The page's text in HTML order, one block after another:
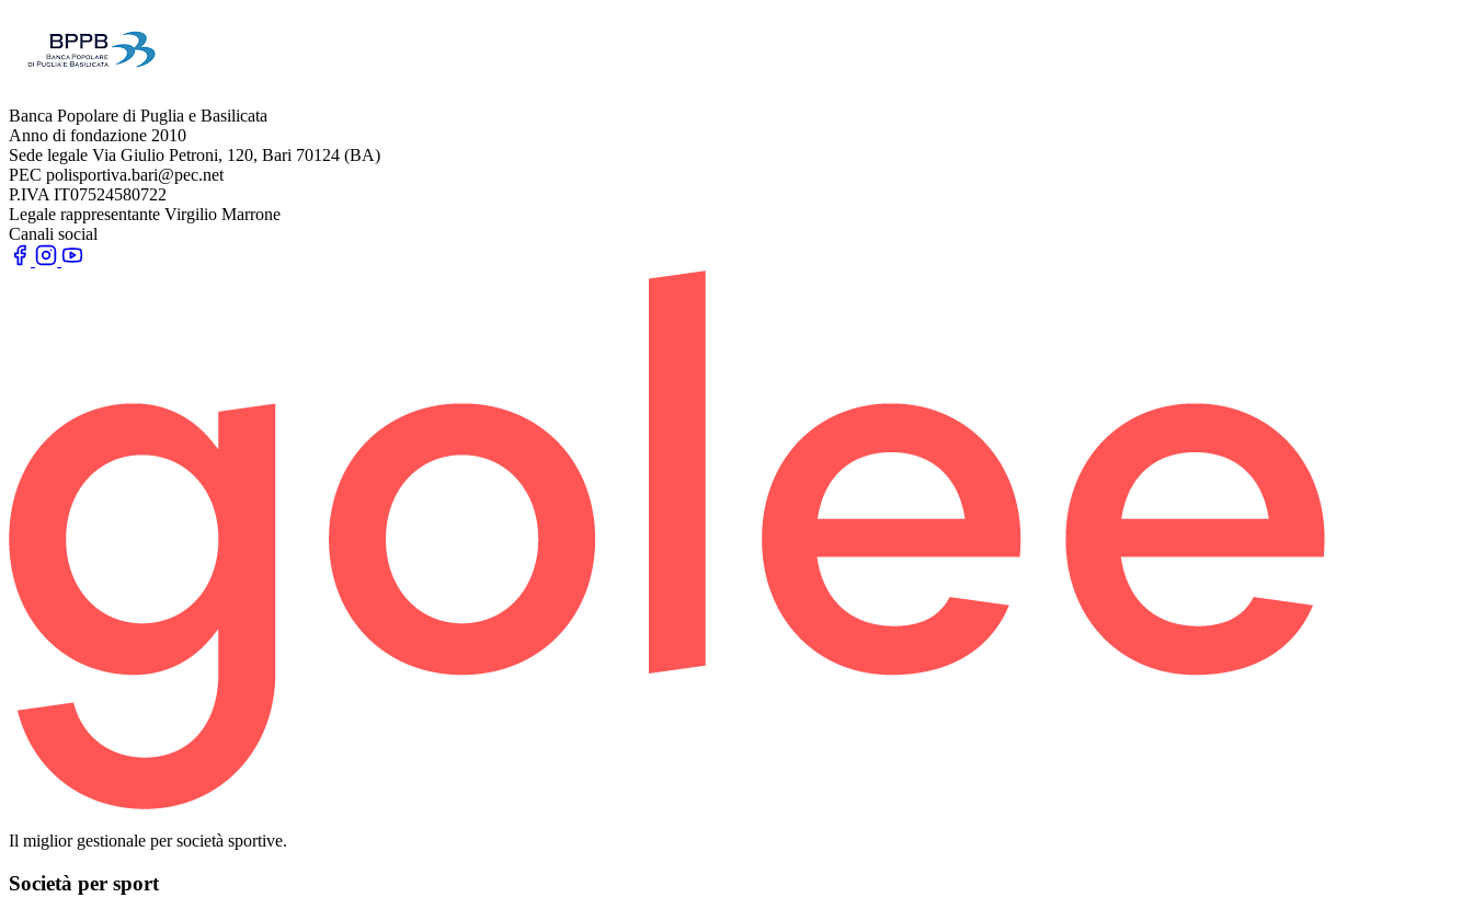
Banca Popolare di Puglia e Basilicata
Anno di fondazione 2010
Sede legale Via Giulio Petroni, 120, Bari 70124 (BA)
PEC polisportiva.bari@pec.net
P.IVA IT07524580722
Legale rappresentante Virgilio Marrone
Canali social
Il miglior gestionale per società sportive.
Società per sport